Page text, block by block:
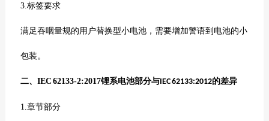
3. 标签要求
满足吞咽量规的用户替换型小电池，需要增加警语到电池的小
包装。
二、IEC 62133-2:2017锂系电池部分与 IEC 62133:2012的差异
1. 章节部分